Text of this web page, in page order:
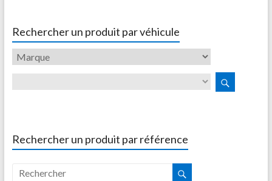
Rechercher un produit par véhicule
Rechercher un produit par référence